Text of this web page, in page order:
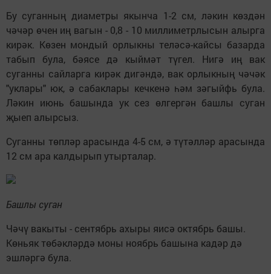
Бу суганның диаметры якынча 1-2 см, ләкин көздән
чәчәр өчен иң вагын - 0,8 - 10 миллиметрлысын алырга
кирәк. Көзен мондый орлыкны теләсә-кайсы базарда
табып була, бәясе дә кыймәт түгел. Нигә иң вак
суганны сайларга кирәк дигәндә, вак орлыкның чәчәк
"уклары" юк, ә сабаклары кечкенә һәм зәгыйфь була.
Ләкин июнь башында ук сез өлгергән башлы суган
җыеп алырсыз.
Суганны төпләр арасында 4-5 см, ә түтәлләр арасында
12 см ара калдырып утырталар.
Башлы суган
Чәчү вакыты - сентябрь ахыры яисә октябрь башы.
Көньяк төбәкләрдә моны ноябрь башына кадәр дә
эшләргә була.